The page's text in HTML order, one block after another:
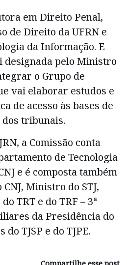
em Direito Penal,
de Direito da UFRN e
da Informação. E
designada pelo Ministro
o Grupo de
vai elaborar estudos e
de acesso às bases de
tribunais.
a Comissão conta
de Tecnologia
e é composta também
Ministro do STJ,
TRT e do TRF – 3ª
da Presidência do
do TJSP e do TJPE.
Compartilhe esse post